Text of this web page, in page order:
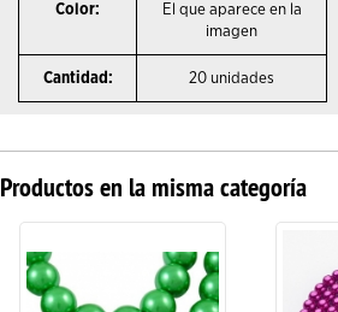
Color:
El que aparece en la
imagen
Cantidad: 20 unidades
Productos en la misma categoría